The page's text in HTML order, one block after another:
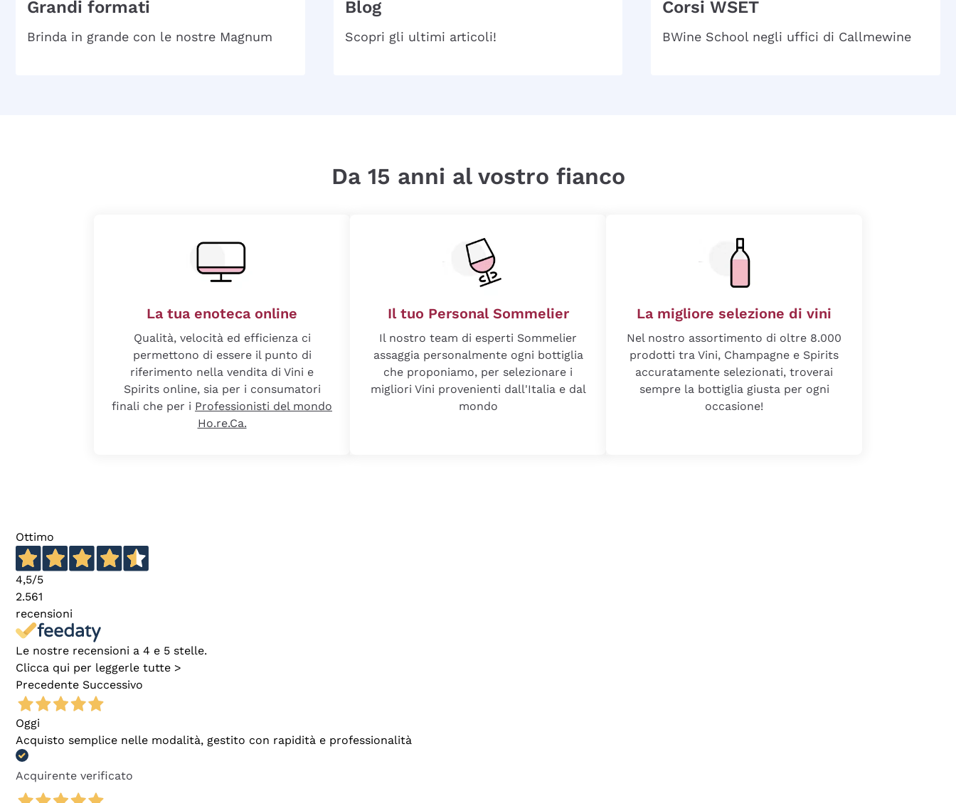
Grandi formati
Brinda in grande con le nostre Magnum
Blog
Scopri gli ultimi articoli!
Corsi WSET
BWine School negli uffici di Callmewine
Da 15 anni al vostro fianco
La tua enoteca online
Qualità, velocità ed efficienza ci
permettono di essere il punto di
riferimento nella vendita di Vini e
Spirits online, sia per i consumatori
finali che per i Professionisti del mondo
Ho.re.Ca.
Il tuo Personal Sommelier
Il nostro team di esperti Sommelier
assaggia personalmente ogni bottiglia
che proponiamo, per selezionare i
migliori Vini provenienti dall'Italia e dal
mondo
La migliore selezione di vini
Nel nostro assortimento di oltre 8.000
prodotti tra Vini, Champagne e Spirits
accuratamente selezionati, troverai
sempre la bottiglia giusta per ogni
occasione!
Ottimo
4,5/5
2.561
recensioni
Le nostre recensioni a 4 e 5 stelle.
Clicca qui per leggerle tutte >
Precedente Successivo
Oggi
Acquisto semplice nelle modalità, gestito con rapidità e professionalità
Acquirente verificato